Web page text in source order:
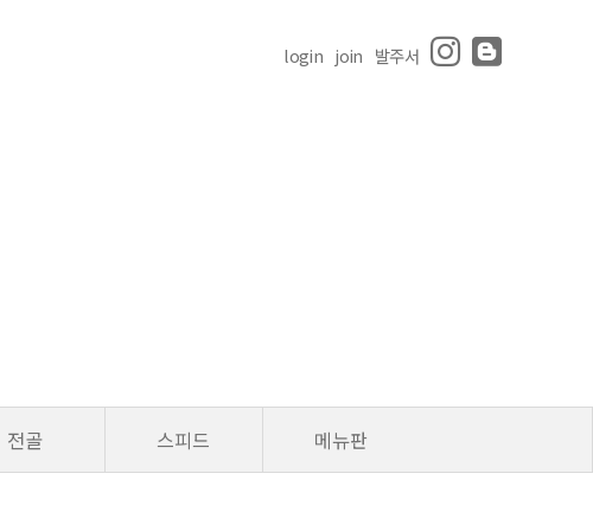
login join 발주서
전골 스피드 메뉴판